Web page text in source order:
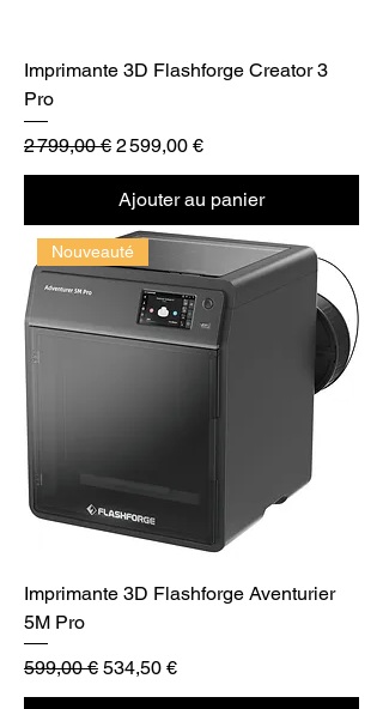
Imprimante 3D Flashforge Creator 3
Pro
Prix original
2 799,00 € Prix promotionnel
2 599,00 €
Ajouter au panier
Nouveauté
Imprimante 3D Flashforge Aventurier
5M Pro
Prix original
599,00 € Prix promotionnel
534,50 €